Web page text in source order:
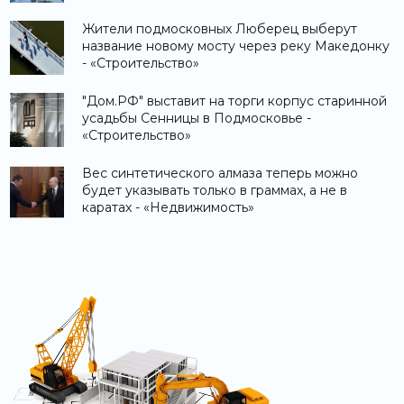
Жители подмосковных Люберец выберут
название новому мосту через реку Македонку
- «Строительство»
"Дом.РФ" выставит на торги корпус старинной
усадьбы Сенницы в Подмосковье -
«Строительство»
Вес синтетического алмаза теперь можно
будет указывать только в граммах, а не в
каратах - «Недвижимость»